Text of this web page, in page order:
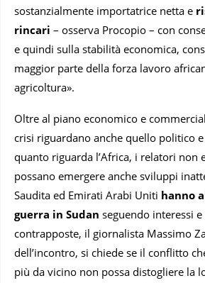
sostanzialmente importatrice netta e
rincari – osserva Procopio – con
e quindi sulla stabilità economica,
maggior parte della forza lavoro
agricoltura».
Oltre al piano economico e
crisi riguardano anche quello politico
quanto riguarda l’Africa, i relatori non
possano emergere anche sviluppi
Saudita ed Emirati Arabi Uniti hanno
guerra in Sudan seguendo interessi e
contrapposte, il giornalista Massimo
dell’incontro, si chiede se il conflitto
più da vicino non possa distogliere la